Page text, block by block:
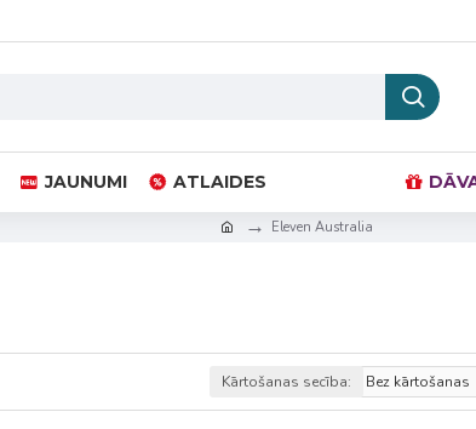
JAUNUMI ATLAIDES
Eleven Australia
Kārtošanas secība: